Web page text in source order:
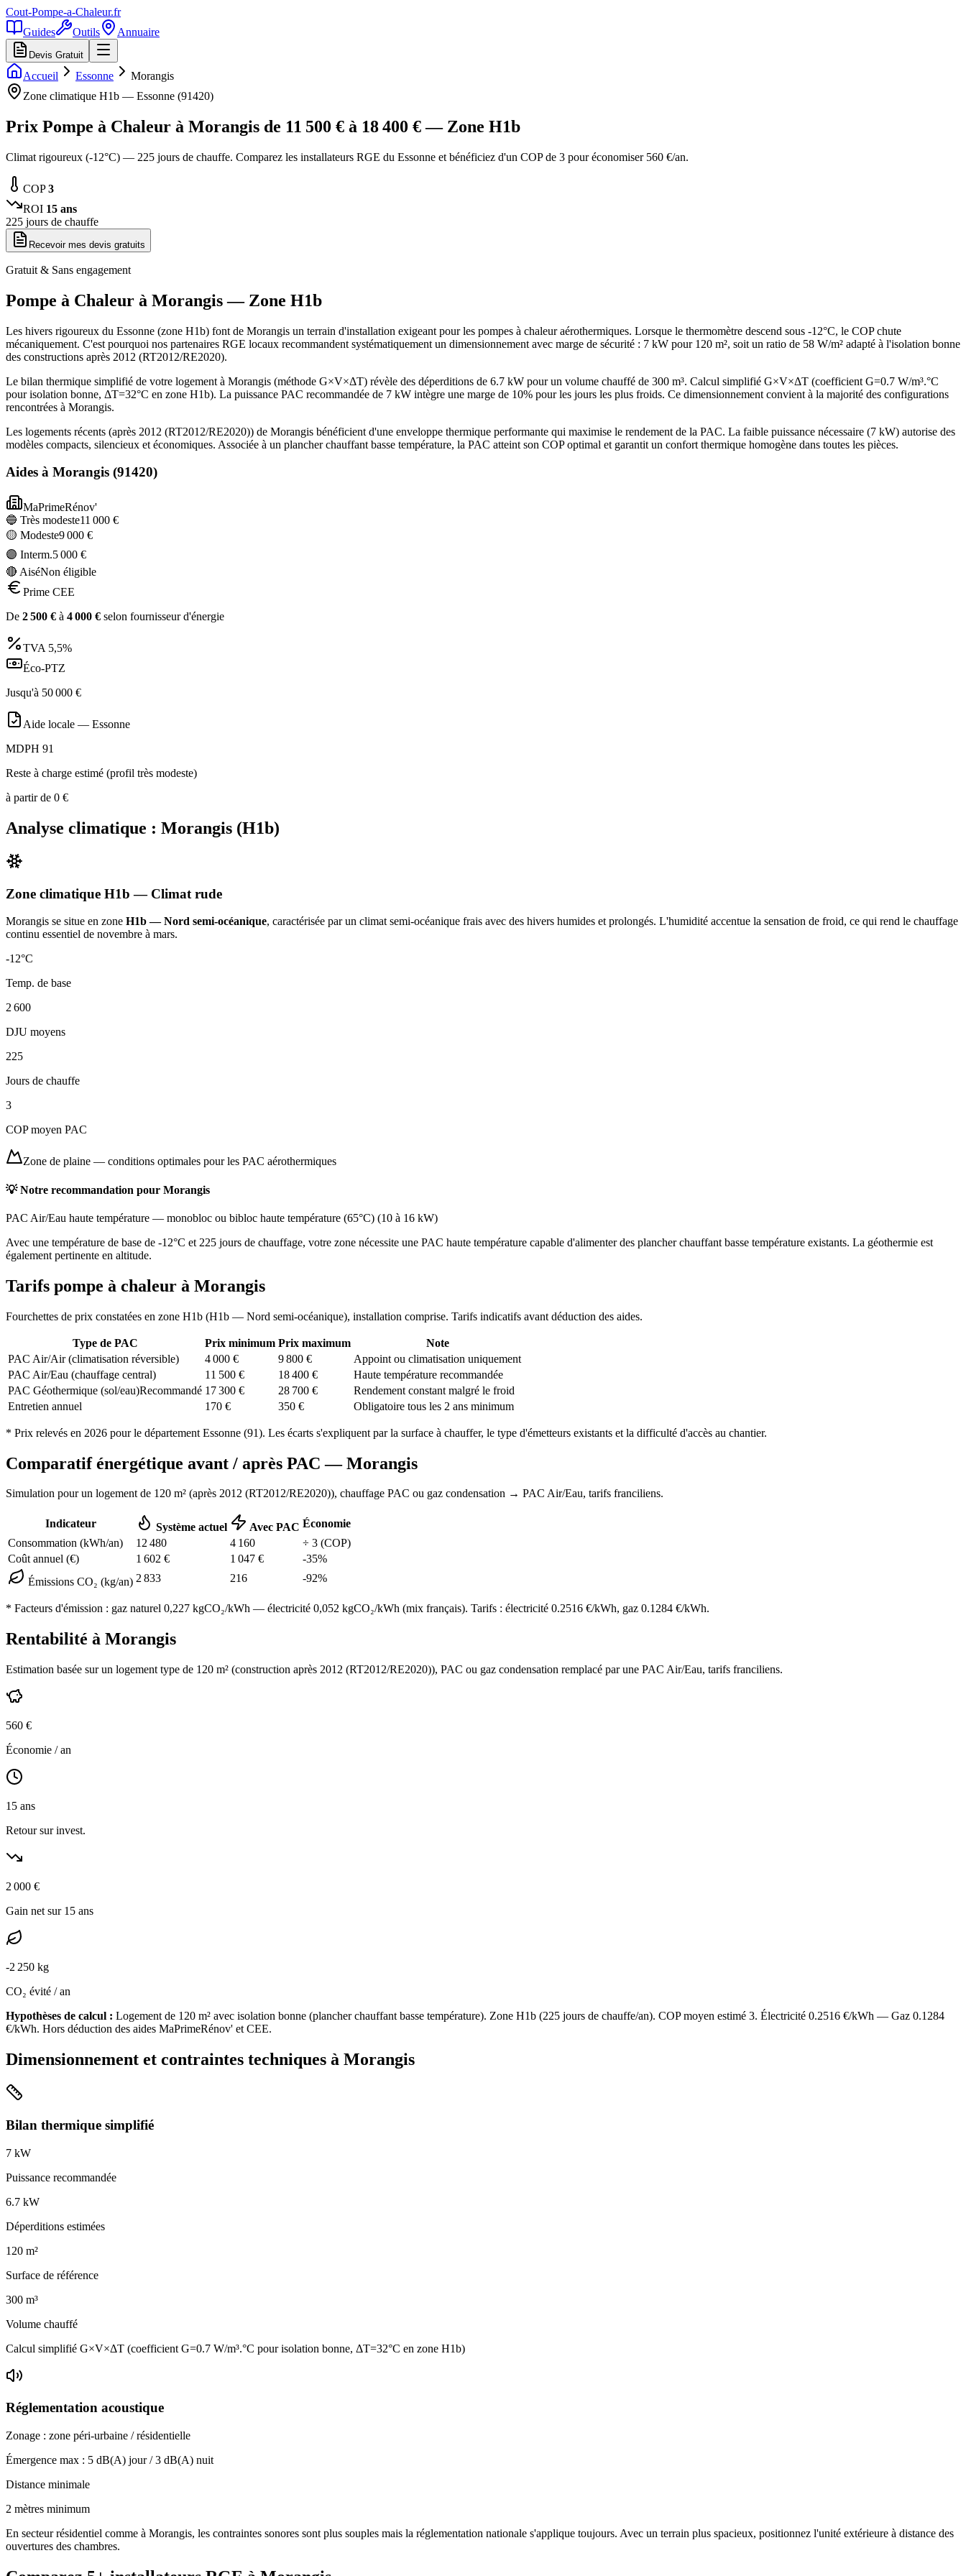
Cout-Pompe-a-Chaleur.fr
Guides
Outils Annuaire
Devis Gratuit
Accueil Essonne
Morangis
Zone climatique H1b — Essonne (91420)
Prix Pompe à Chaleur à Morangis de 11 500 € à 18 400 € — Zone H1b
Climat rigoureux (-12°C) — 225 jours de chauffe. Comparez les installateurs RGE du Essonne et bénéficiez d'un COP de 3 pour économiser 560 €/an.
COP3
ROI 15 ans
225 jours de chauffe
Recevoir mes devis gratuits
Gratuit & Sans engagement
Pompe à Chaleur à Morangis— Zone H1b
Les hivers rigoureux du Essonne (zone H1b) font de Morangis un terrain d'installation exigeant pour les pompes à chaleur aérothermiques. Lorsque le thermomètre descend sous -12°C, le COP chute
mécaniquement. C'est pourquoi nos partenaires RGE locaux recommandent systématiquement un dimensionnement avec marge de sécurité : 7 kW pour 120 m², soit un ratio de 58 W/m² adapté à l'isolation bonne
des constructions après 2012 (RT2012/RE2020).
Le bilan thermique simplifié de votre logement à Morangis (méthode G×V×ΔT) révèle des déperditions de 6.7 kW pour un volume chauffé de 300 m³. Calcul simplifié G×V×ΔT (coefficient G=0.7 W/m³.°C
pour isolation bonne, ΔT=32°C en zone H1b). La puissance PAC recommandée de 7 kW intègre une marge de 10% pour les jours les plus froids. Ce dimensionnement convient à la majorité des configurations
rencontrées à Morangis.
Les logements récents (après 2012 (RT2012/RE2020)) de Morangis bénéficient d'une enveloppe thermique performante qui maximise le rendement de la PAC. La faible puissance nécessaire (7 kW) autorise des
modèles compacts, silencieux et économiques. Associée à un plancher chauffant basse température, la PAC atteint son COP optimal et garantit un confort thermique homogène dans toutes les pièces.
Aides à Morangis (91420)
MaPrimeRénov'
🔵 Très modeste11 000 €
🟡 Modeste9 000 €
🟣 Interm.5 000 €
🔴 AiséNon éligible
Prime CEE
De 2 500 € à 4 000 € selon fournisseur d'énergie
TVA 5,5%
Éco-PTZ
Jusqu'à 50 000 €
Aide locale — Essonne
MDPH 91
Reste à charge estimé (profil très modeste)
à partir de 0 €
Analyse climatique : Morangis (H1b)
Zone climatique H1b — Climat rude
Morangis se situe en zone H1b — Nord semi-océanique, caractérisée par un climat semi-océanique frais avec des hivers humides et prolongés. L'humidité accentue la sensation de froid, ce qui rend le chauffage
continu essentiel de novembre à mars.
-12°C
Temp. de base
2 600
DJU moyens
225
Jours de chauffe
3
COP moyen PAC
Zone de plaine — conditions optimales pour les PAC aérothermiques
💡 Notre recommandation pour Morangis
PAC Air/Eau haute température — monobloc ou bibloc haute température (65°C) (10 à 16 kW)
Avec une température de base de -12°C et 225 jours de chauffage, votre zone nécessite une PAC haute température capable d'alimenter des plancher chauffant basse température existants. La géothermie est
également pertinente en altitude.
Tarifs pompe à chaleur à Morangis
Fourchettes de prix constatées en zone H1b (H1b — Nord semi-océanique), installation comprise. Tarifs indicatifs avant déduction des aides.
Type de PAC Prix minimum Prix maximum
Note
PAC Air/Air (climatisation réversible)
4 000 € 9 800 €
Appoint ou climatisation uniquement
PAC Air/Eau (chauffage central)
11 500 € 18 400 €
Haute température recommandée
PAC Géothermique (sol/eau)Recommandé 17 300 € 28 700 €
Rendement constant malgré le froid
Entretien annuel
170 € 350 € Obligatoire tous les 2 ans minimum
* Prix relevés en 2026 pour le département Essonne (91). Les écarts s'expliquent par la surface à chauffer, le type d'émetteurs existants et la difficulté d'accès au chantier.
Comparatif énergétique avant / après PAC —Morangis
Simulation pour un logement de 120 m² (après 2012 (RT2012/RE2020)), chauffage PAC ou gaz condensation → PAC Air/Eau, tarifs franciliens.
Indicateur Système actuel Avec PAC Économie
Consommation (kWh/an)
12 480 4 160 ÷ 3 (COP)
Coût annuel (€)
1 602 € 1 047 € -35%
Émissions CO₂ (kg/an) 2 833 216 -92%
* Facteurs d'émission : gaz naturel 0,227 kgCO₂/kWh — électricité 0,052 kgCO₂/kWh (mix français). Tarifs : électricité 0.2516 €/kWh, gaz 0.1284 €/kWh.
Rentabilité à Morangis
Estimation basée sur un logement type de 120 m² (construction après 2012 (RT2012/RE2020)), PAC ou gaz condensation remplacé par une PAC Air/Eau, tarifs franciliens.
560 €
Économie / an
15 ans
Retour sur invest.
2 000 €
Gain net sur 15 ans
-2 250 kg
CO₂ évité / an
Hypothèses de calcul : Logement de 120 m² avec isolation bonne (plancher chauffant basse température). Zone H1b (225 jours de chauffe/an). COP moyen estimé 3. Électricité 0.2516 €/kWh — Gaz 0.1284
€/kWh. Hors déduction des aides MaPrimeRénov' et CEE.
Dimensionnement et contraintes techniques à Morangis
Bilan thermique simplifié
7 kW
Puissance recommandée
6.7 kW
Déperditions estimées
120 m²
Surface de référence
300 m³
Volume chauffé
Calcul simplifié G×V×ΔT (coefficient G=0.7 W/m³.°C pour isolation bonne, ΔT=32°C en zone H1b)
Réglementation acoustique
Zonage : zone péri-urbaine / résidentielle
Émergence max : 5 dB(A) jour /3 dB(A) nuit
Distance minimale
2 mètres minimum
En secteur résidentiel comme à Morangis, les contraintes sonores sont plus souples mais la réglementation nationale s'applique toujours. Avec un terrain plus spacieux, positionnez l'unité extérieure à distance des
ouvertures des chambres.